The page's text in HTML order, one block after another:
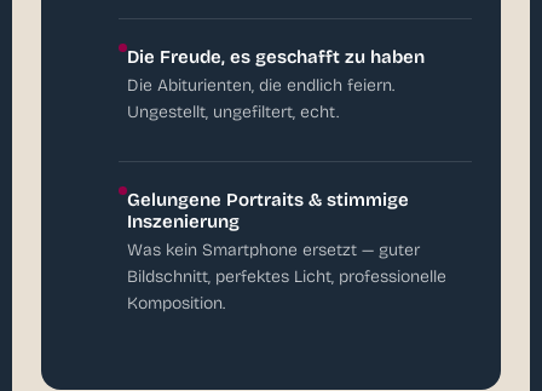
Die Freude, es geschafft zu haben
Die Abiturienten, die endlich feiern.
Ungestellt, ungefiltert, echt.
Gelungene Portraits & stimmige
Inszenierung
Was kein Smartphone ersetzt — guter
Bildschnitt, perfektes Licht, professionelle
Komposition.